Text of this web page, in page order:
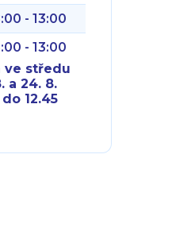
- 13:00
- 13:00
ve středu
a 24. 8.
12.45